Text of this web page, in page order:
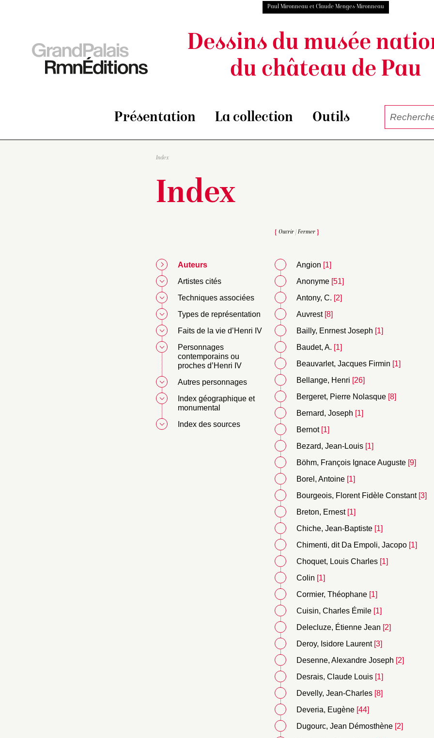
Paul Mironneau et Claude Menges-Mironneau
Dessins du musée
du château de Pau
Présentation La collection Outils
Index
Index
Ouvrir | Fermer
Auteurs
Artistes cités
Techniques associées
Types de représentation
Faits de la vie d’Henri IV
Personnages
contemporains ou
proches d’Henri IV
Autres personnages
Index géographique et
monumental
Index des sources
Angion [1]
Anonyme [51]
Antony, C. [2]
Auvrest[8]
Bailly, Enrnest Joseph [1]
Baudet, A. [1]
Beauvarlet, Jacques Firmin [1]
Bellange, Henri [26]
Bergeret, Pierre Nolasque [8]
Bernard, Joseph [1]
Bernot[1]
Bezard, Jean-Louis [1]
Böhm, François Ignace Auguste [9]
Borel, Antoine [1]
Bourgeois, Florent Fidèle Constant[3]
Breton, Ernest[1]
Chiche, Jean-Baptiste [1]
Chimenti, dit Da Empoli, Jacopo [1]
Choquet, Louis Charles [1]
Colin [1]
Cormier, Théophane [1]
Cuisin, Charles Émile [1]
Delecluze, Étienne Jean [2]
Deroy, Isidore Laurent[3]
Desenne, Alexandre Joseph [2]
Desrais, Claude Louis [1]
Develly, Jean-Charles [8]
Deveria, Eugène [44]
Dugourc, Jean Démosthène [2]